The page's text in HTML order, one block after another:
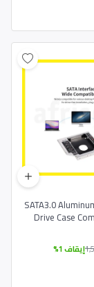
SATA3.0
Drive Case
إيقاف 1%